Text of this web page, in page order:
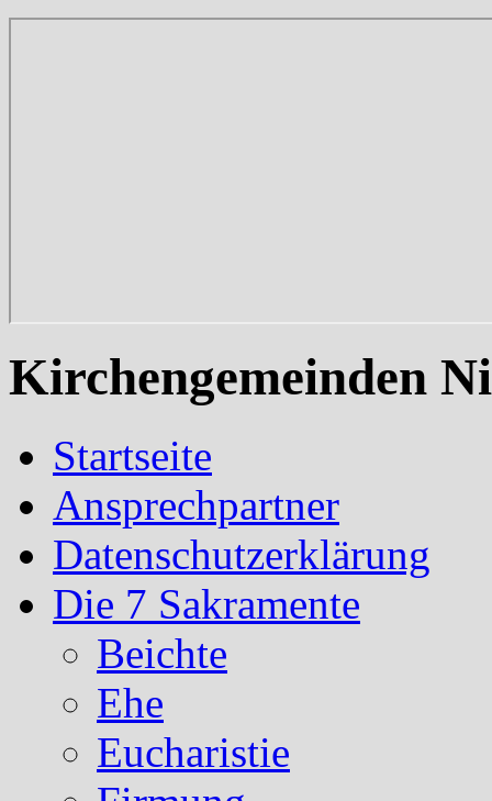
Kirchengemeinden
Startseite
Ansprechpartner
Datenschutzerklärung
Die 7 Sakramente
Beichte
Ehe
Eucharistie